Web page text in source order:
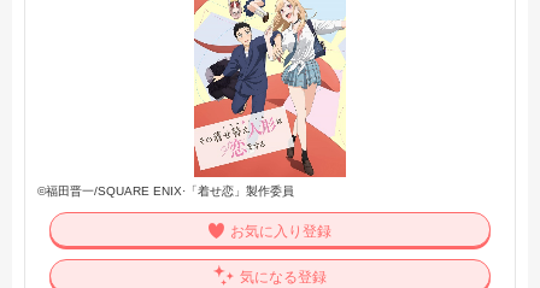
「東京都立呪術高等専門学校」へと
編入することになり……
呪いを祓うべく呪いとなった少年の後戻りのできない、壮絶
な物語が廻りだす―【公式サイト他参照】
©福田晋一/SQUARE ENIX·「着せ恋」製作委員
お気に入り登録
気になる登録